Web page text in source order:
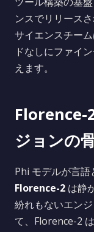
ンスでリリース
サイエンスチー
ドなしにファイ
えます。
Florence-
ジョンの
Phi モデルが言語
Florence-2 は静
紛れもないエン
て、Florence-2